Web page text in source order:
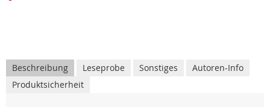
Beschreibung Leseprobe Sonstiges
Autoren-Info
Produktsicherheit